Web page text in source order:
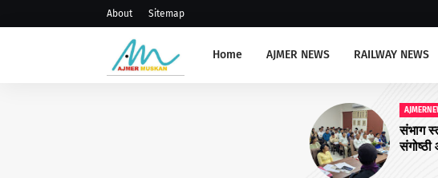
About Sitemap
Home AJMER NEWS RAILWAY NEWS
संभाग स्तरीय प्राचार्य, रोवर रेंजर लीडर